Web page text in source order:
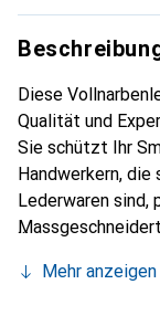
Diese
Qualität und
Sie schützt Ihr
Handwerkern,
Lederwaren
Accessoire für Ihr
Mehr anzeigen